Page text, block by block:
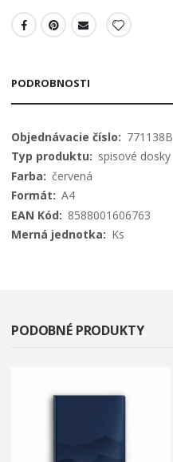
PODROBNOSTI
Viac
informácií
771138B
spisové dosky
červená
A4
8588001606763
Ks
PODOBNÉ PRODUKTY